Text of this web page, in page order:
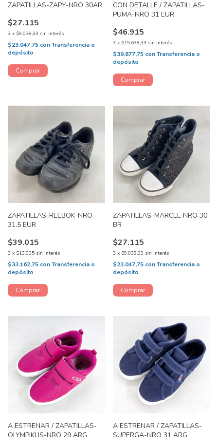
ZAPATILLAS-ZAPY-NRO 30AR
$27.115
3 x $9.038,33 sin interés
$23.047,75 conTransferencia o
depósito
CON DETALLE / ZAPATILLAS-
PUMA-NRO 31 EUR
$46.915
3 x $15.638,33 sin interés
$39.877,75 conTransferencia o
depósito
ZAPATILLAS-REEBOK-NRO
31.5 EUR
$39.015
3 x $13.005 sin interés
$33.162,75 conTransferencia o
depósito
ZAPATILLAS-MARCEL-NRO 30
BR
$27.115
3 x $9.038,33 sin interés
$23.047,75 conTransferencia o
depósito
A ESTRENAR / ZAPATILLAS-
OLYMPIKUS-NRO 29 ARG
A ESTRENAR / ZAPATILLAS-
SUPERGA-NRO 31 ARG